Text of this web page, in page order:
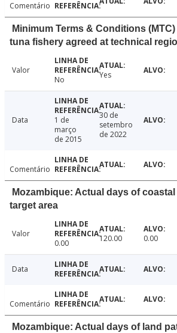
Comentário
Minimum Terms & Conditions
tuna fishery agreed at technical
Valor
No
Yes
Data
1 de
março
de 2015
30 de
setembro
de 2022
Comentário
Mozambique: Actual days of
target area
Valor
0.00
120.00 0.00
Data
Comentário
Mozambique: Actual days of land